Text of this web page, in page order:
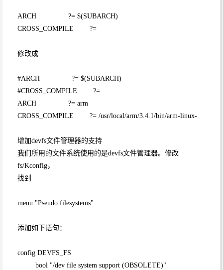
ARCH ?= $(SUBARCH)
CROSS_COMPILE ?=
修改成
#ARCH ?= $(SUBARCH)
#CROSS_COMPILE ?=
ARCH ?= arm
CROSS_COMPILE ?= /usr/local/arm/3.4.1/bin/arm-linux-
增加devfs文件管理器的支持
我们所用的文件系统使用的是devfs文件管理器。修改
fs/Kconfig，
找到
menu "Pseudo filesystems"
添加如下语句：
config DEVFS_FS
bool "/dev file system support (OBSOLETE)"